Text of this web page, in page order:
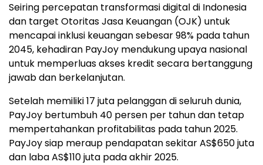
Seiring percepatan transformasi digital di Indonesia
dan target Otoritas Jasa Keuangan (OJK) untuk
mencapai inklusi keuangan sebesar 98% pada tahun
2045, kehadiran PayJoy mendukung upaya nasional
untuk memperluas akses kredit secara bertanggung
jawab dan berkelanjutan.
Setelah memiliki 17 juta pelanggan di seluruh dunia,
PayJoy bertumbuh 40 persen per tahun dan tetap
mempertahankan profitabilitas pada tahun 2025.
PayJoy siap meraup pendapatan sekitar AS$650 juta
dan laba AS$110 juta pada akhir 2025.